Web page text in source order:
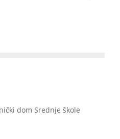
dom Srednje škole